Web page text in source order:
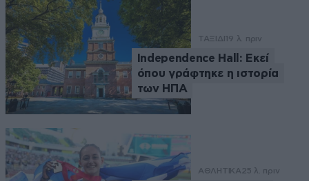
ΤΑΞΙΔΙ 19 λ. πριν
Independence Hall: Εκεί
όπου γράφτηκε η ιστορία
των ΗΠΑ
ΑΘΛΗΤΙΚΑ25 λ. πριν